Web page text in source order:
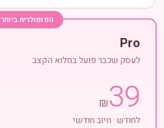
הפופולרית ביותר
Pro
לעסק שכבר פועל במלוא הקצב
39
₪
לחודש · חיוב חודשי